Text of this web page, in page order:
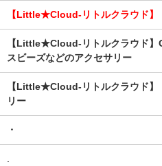
【Little★Cloud-リトルクラウド】
【Little★Cloud-リトルクラウド】
スビーズなどのアクセサリー
【Little★Cloud-リトルクラウド
リー
・
.